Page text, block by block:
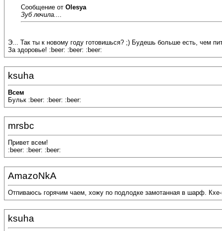
Сообщение от Olesya
Зуб лечила....
Э... Так ты к новому году готовишься? ;) Будешь больше есть, чем
За здоровье! :beer: :beer: :beer:
ksuha
Всем
Бульк :beer: :beer: :beer:
mrsbc
Привет всем!
:beer: :beer: :beer:
AmazoNkA
Отпиваюсь горячим чаем, хожу по подлодке замотанная в шарф.
ksuha